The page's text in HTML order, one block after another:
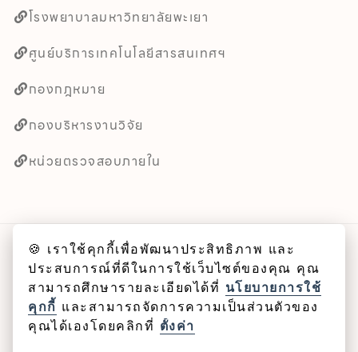
โรงพยาบาลมหาวิทยาลัยพะเยา
ศูนย์บริการเทคโนโลยีสารสนเทศฯ
กองกฎหมาย
กองบริหารงานวิจัย
หน่วยตรวจสอบภายใน
ลิขสิทธิ์ © 2025 คณะศิลปศาสตร์ มหาวิทยาลัยพะเยา
Cookie
นโยบายคุกกี้
🍪 เราใช้คุกกี้เพื่อพัฒนาประสิทธิภาพ และ
ประสบการณ์ที่ดีในการใช้เว็บไซต์ของคุณ คุณ
สามารถศึกษารายละเอียดได้ที่ นโยบายการใช้
คุกกี้ และสามารถจัดการความเป็นส่วนตัวของ
คุณได้เองโดยคลิกที่ ตั้งค่า